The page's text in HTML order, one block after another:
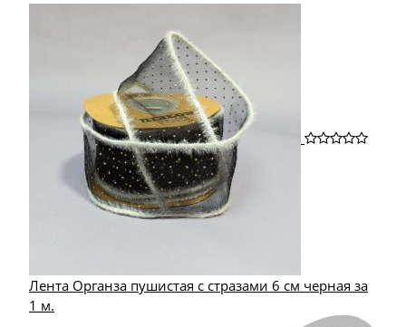
Лента Органза пушистая с стразами 6 см черная за
1 м.